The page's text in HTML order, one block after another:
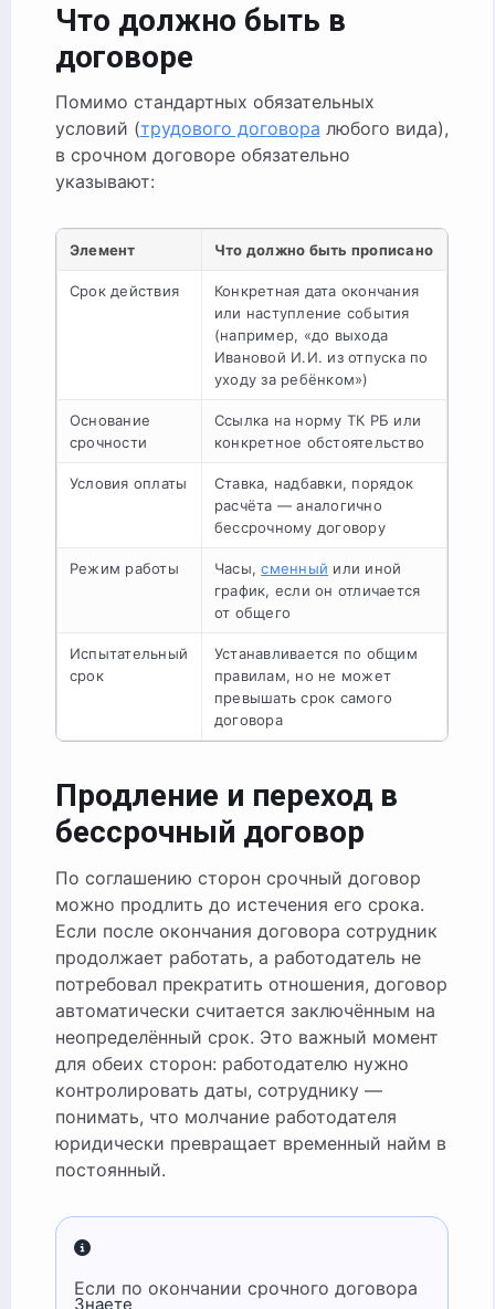
Что должно быть в
договоре
Помимо стандартных обязательных
условий (трудового договора любого вида),
в срочном договоре обязательно
указывают:
Элемент Что должно быть прописано
Срок действия
Конкретная дата окончания
или наступление события
(например, «до выхода
Ивановой И.И. из отпуска по
уходу за ребёнком»)
Основание
срочности
Ссылка на норму ТК РБ или
конкретное обстоятельство
Условия оплаты
Ставка, надбавки, порядок
расчёта — аналогично
бессрочному договору
Режим работы Часы,сменный или иной
график, если он отличается
от общего
Испытательный
срок
Устанавливается по общим
правилам, но не может
превышать срок самого
договора
Продление и переход в
бессрочный договор
По соглашению сторон срочный договор
можно продлить до истечения его срока.
Если после окончания договора сотрудник
продолжает работать, а работодатель не
потребовал прекратить отношения, договор
автоматически считается заключённым на
неопределённый срок. Это важный момент
для обеих сторон: работодателю нужно
контролировать даты, сотруднику —
понимать, что молчание работодателя
юридически превращает временный найм в
постоянный.
Знаете
Если по окончании срочного договора